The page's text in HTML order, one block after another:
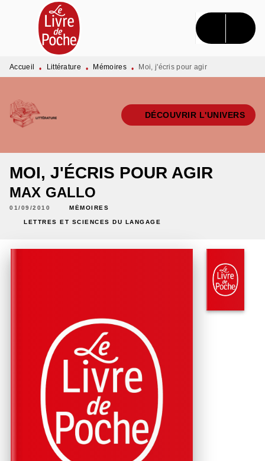
MENU RECHERCHE CONTENU
PIED DE PAGE
Accueil • Littérature • Mémoires • Moi, j'écris pour agir
DÉCOUVRIR L'UNIVERS
MOI, J'ÉCRIS POUR AGIR
MAX GALLO
01/09/2010 MÉMOIRES
LETTRES ET SCIENCES DU LANGAGE